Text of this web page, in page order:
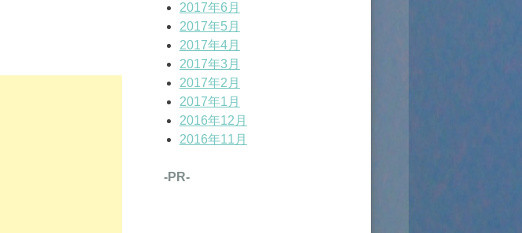
2017年6月
2017年5月
2017年4月
2017年3月
2017年2月
2017年1月
2016年12月
2016年11月
-PR-